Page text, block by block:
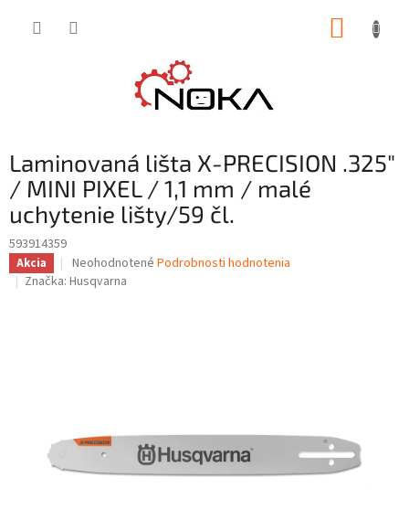
Laminovaná lišta X-PRECISION .325"
/ MINI PIXEL / 1,1 mm / malé
uchytenie lišty/59 čl.
593914359
Akcia
Priemerné
hodnotenie
Neohodnotené Podrobnosti hodnotenia
Značka: Husqvarna